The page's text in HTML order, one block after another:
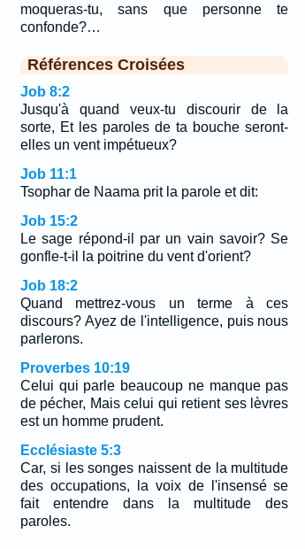
moqueras-tu, sans que personne te
confonde?…
Références Croisées
Job 8:2
Jusqu'à quand veux-tu discourir de la
sorte, Et les paroles de ta bouche seront-
elles un vent impétueux?
Job 11:1
Tsophar de Naama prit la parole et dit:
Job 15:2
Le sage répond-il par un vain savoir? Se
gonfle-t-il la poitrine du vent d'orient?
Job 18:2
Quand mettrez-vous un terme à ces
discours? Ayez de l'intelligence, puis nous
parlerons.
Proverbes 10:19
Celui qui parle beaucoup ne manque pas
de pécher, Mais celui qui retient ses lèvres
est un homme prudent.
Ecclésiaste 5:3
Car, si les songes naissent de la multitude
des occupations, la voix de l'insensé se
fait entendre dans la multitude des
paroles.